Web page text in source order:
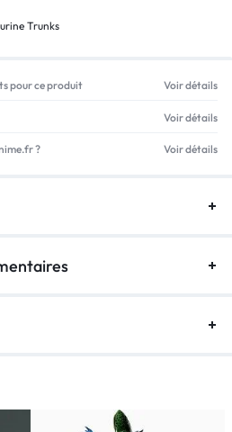
Trunks
pour ce produit Voir détails
Voir détails
? Voir détails